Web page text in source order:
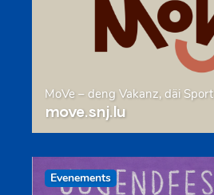
MoVe – deng Vakanz, däi Sport
move.snj.lu
Evenements